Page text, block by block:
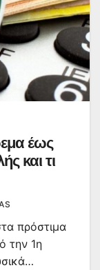
έως
και τι
πρόστιμα
την 1η